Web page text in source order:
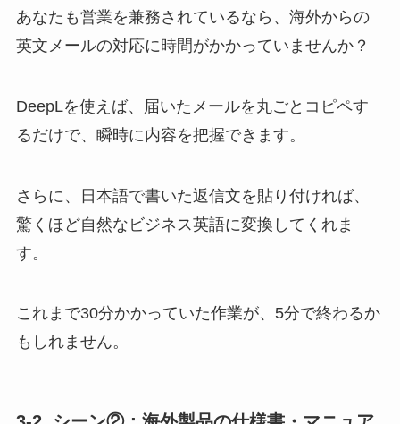
あなたも営業を兼務されているなら、海外からの
英文メールの対応に時間がかかっていませんか？
DeepLを使えば、届いたメールを丸ごとコピペす
るだけで、瞬時に内容を把握できます。
さらに、日本語で書いた返信文を貼り付ければ、
驚くほど自然なビジネス英語に変換してくれま
す。
これまで30分かかっていた作業が、5分で終わるか
もしれません。